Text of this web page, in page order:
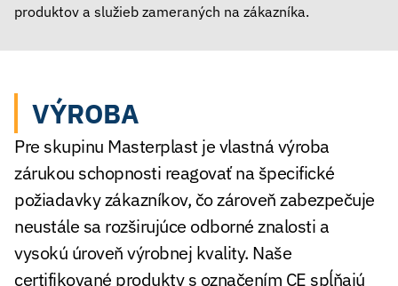
produktov a služieb zameraných na zákazníka.
VÝROBA
Pre skupinu Masterplast je vlastná výroba
zárukou schopnosti reagovať na špecifické
požiadavky zákazníkov, čo zároveň zabezpečuje
neustále sa rozširujúce odborné znalosti a
vysokú úroveň výrobnej kvality. Naše
certifikované produkty s označením CE spĺňajú